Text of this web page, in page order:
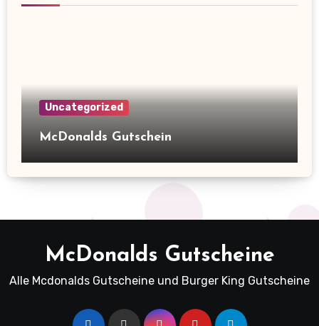
Uncategorized
McDonalds Gutschein
McDonalds Gutscheine
Alle Mcdonalds Gutscheine und Burger King Gutscheine